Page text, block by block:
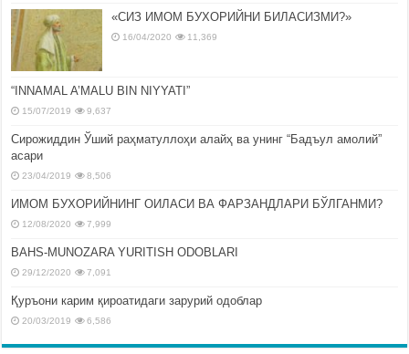
«СИЗ ИМОМ БУХОРИЙНИ БИЛАСИЗМИ?»
16/04/2020 11,369
“INNAMAL A’MALU BIN NIYYATI”
15/07/2019 9,637
Сирожиддин Ўший раҳматуллоҳи алайҳ ва унинг “Бадъул амолий”
асари
23/04/2019 8,506
ИМОМ БУХОРИЙНИНГ ОИЛАСИ ВА ФАРЗАНДЛАРИ БЎЛГАНМИ?
12/08/2020 7,999
BAHS-MUNOZARA YURITISH ODOBLARI
29/12/2020 7,091
Қуръони карим қироатидаги зарурий одоблар
20/03/2019 6,586